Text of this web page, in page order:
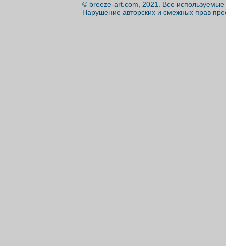
© breeze-art.com, 2021. Все
Нарушение авторских и смежных прав